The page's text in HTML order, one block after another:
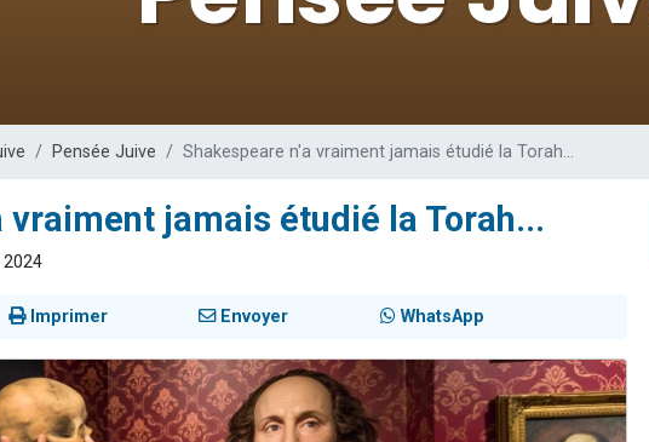
Ariel vient de donner son Maasser
Pensée Juive Shakespeare n'a vraiment jamais étudié la Torah...
vraiment jamais étudié la Torah...
2024
Imprimer Envoyer WhatsApp